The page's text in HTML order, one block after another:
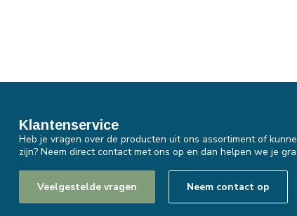
Klantenservice
Heb je vragen over de producten uit ons assortiment of
zijn? Neem direct contact met ons op en dan helpen we je
Veelgestelde vragen Neem contact op